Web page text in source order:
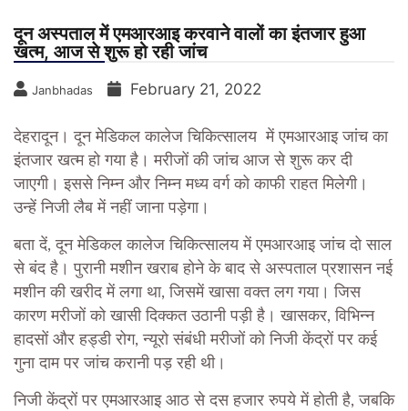
दून अस्पताल में एमआरआइ करवाने वालों का इंतजार हुआ
खत्म, आज से शुरू हो रही जांच
Janbhadas February 21, 2022
देहरादून। दून मेडिकल कालेज चिकित्सालय में एमआरआइ जांच का
इंतजार खत्म हो गया है। मरीजों की जांच आज से शुरू कर दी
जाएगी। इससे निम्न और निम्न मध्य वर्ग को काफी राहत मिलेगी।
उन्हें निजी लैब में नहीं जाना पड़ेगा।
बता दें, दून मेडिकल कालेज चिकित्सालय में एमआरआइ जांच दो साल
से बंद है। पुरानी मशीन खराब होने के बाद से अस्पताल प्रशासन नई
मशीन की खरीद में लगा था, जिसमें खासा वक्त लग गया। जिस
कारण मरीजों को खासी दिक्कत उठानी पड़ी है। खासकर, विभिन्न
हादसों और हड्डी रोग, न्यूरो संबंधी मरीजों को निजी केंद्रों पर कई
गुना दाम पर जांच करानी पड़ रही थी।
निजी केंद्रों पर एमआरआइ आठ से दस हजार रुपये में होती है, जबकि